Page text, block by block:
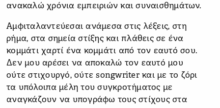
ανακαλώ χρόνια εμπειριών και συναισθημάτων.
Αμφιταλαντεύεσαι ανάμεσα στις λέξεις, στη
ρήμα, στα σημεία στίξης και πλάθεις σε ένα
κομμάτι χαρτί ένα κομμάτι από τον εαυτό σου.
Δεν μου αρέσει να αποκαλώ τον εαυτό μου
ούτε στιχουργό, ούτε songwriter και με το ζόρι
τα υπόλοιπα μέλη του συγκροτήματος με
αναγκάζουν να υπογράφω τους στίχους στα